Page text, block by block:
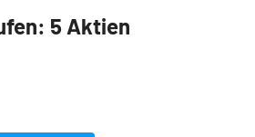
5 Aktien